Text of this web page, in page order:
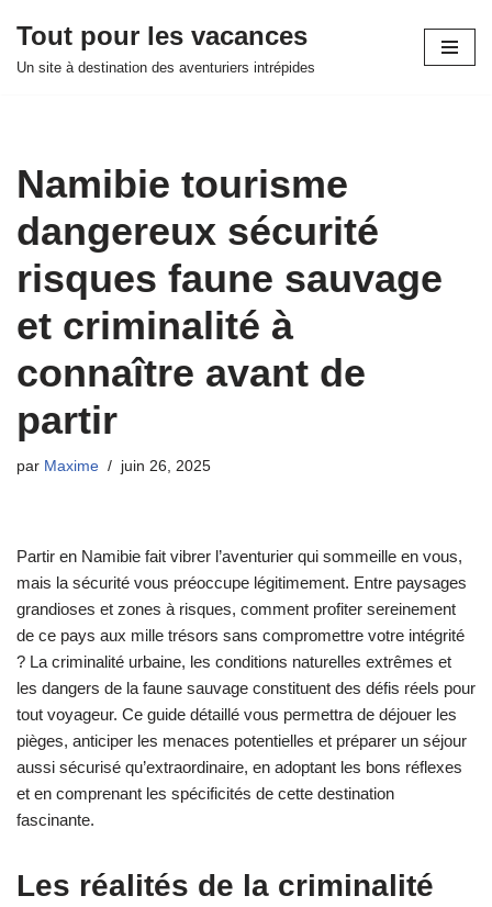
Aller
Tout pour les vacances
Un site à destination des aventuriers intrépides
Namibie tourisme
dangereux sécurité
risques faune sauvage
et criminalité à
connaître avant de
partir
par Maxime juin 26, 2025
Partir en Namibie fait vibrer l’aventurier qui sommeille en vous,
mais la sécurité vous préoccupe légitimement. Entre paysages
grandioses et zones à risques, comment profiter sereinement
de ce pays aux mille trésors sans compromettre votre intégrité
? La criminalité urbaine, les conditions naturelles extrêmes et
les dangers de la faune sauvage constituent des défis réels pour
tout voyageur. Ce guide détaillé vous permettra de déjouer les
pièges, anticiper les menaces potentielles et préparer un séjour
aussi sécurisé qu’extraordinaire, en adoptant les bons réflexes
et en comprenant les spécificités de cette destination
fascinante.
Les réalités de la criminalité